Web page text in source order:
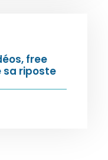
free
sa riposte